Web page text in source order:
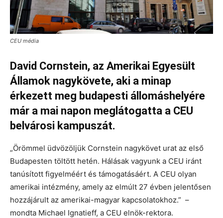
CEU média
David Cornstein, az Amerikai Egyesült
Államok nagykövete, aki a minap
érkezett meg budapesti állomáshelyére
már a mai napon meglátogatta a CEU
belvárosi kampuszát.
„Örömmel üdvözöljük Cornstein nagykövet urat az első
Budapesten töltött hetén. Hálásak vagyunk a CEU iránt
tanúsított figyelméért és támogatásáért. A CEU olyan
amerikai intézmény, amely az elmúlt 27 évben jelentősen
hozzájárult az amerikai-magyar kapcsolatokhoz.” –
mondta Michael Ignatieff, a CEU elnök-rektora.